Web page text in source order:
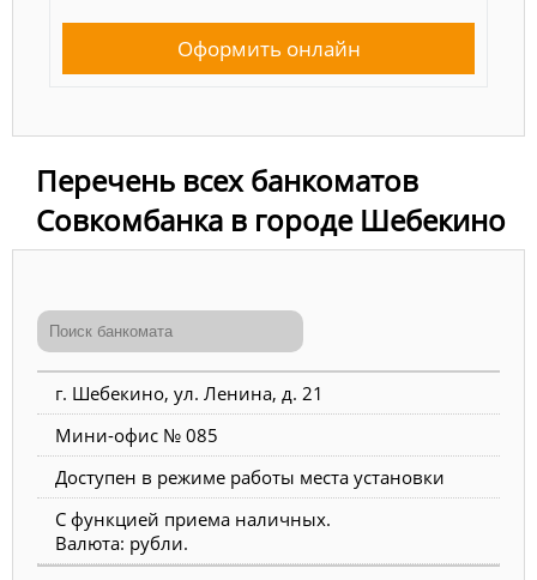
Оформить онлайн
Перечень всех банкоматов
Совкомбанка в городе Шебекино
г. Шебекино, ул. Ленина, д. 21
Мини-офис № 085
Доступен в режиме работы места установки
С функцией приема наличных.
Валюта: рубли.